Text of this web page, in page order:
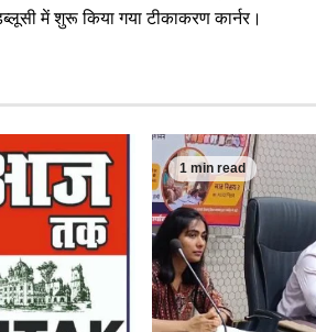
में शुरू किया गया टीकाकरण कार्नर।
1 min read